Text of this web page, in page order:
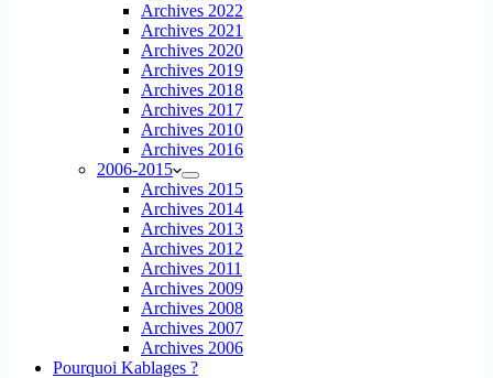
Archives 2022
Archives 2021
Archives 2020
Archives 2019
Archives 2018
Archives 2017
Archives 2010
Archives 2016
2006-2015
Archives 2015
Archives 2014
Archives 2013
Archives 2012
Archives 2011
Archives 2009
Archives 2008
Archives 2007
Archives 2006
Pourquoi Kablages ?